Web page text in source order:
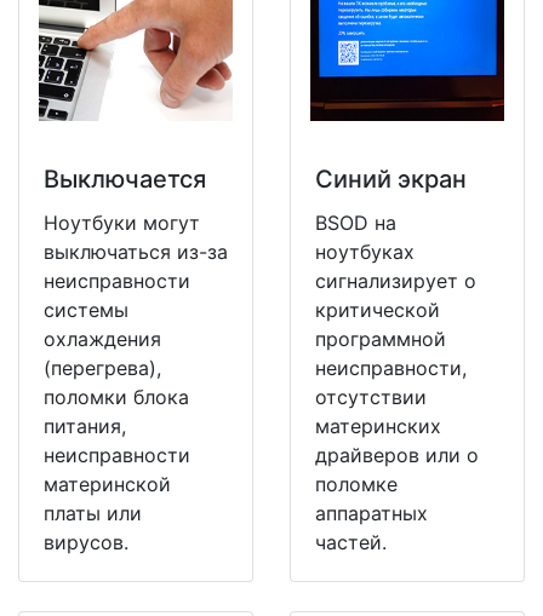
Выключается
Ноутбуки могут
выключаться из-за
неисправности
системы
охлаждения
(перегрева),
поломки блока
питания,
неисправности
материнской
платы или
вирусов.
Синий экран
BSOD на
ноутбуках
сигнализирует о
критической
программной
неисправности,
отсутствии
материнских
драйверов или о
поломке
аппаратных
частей.